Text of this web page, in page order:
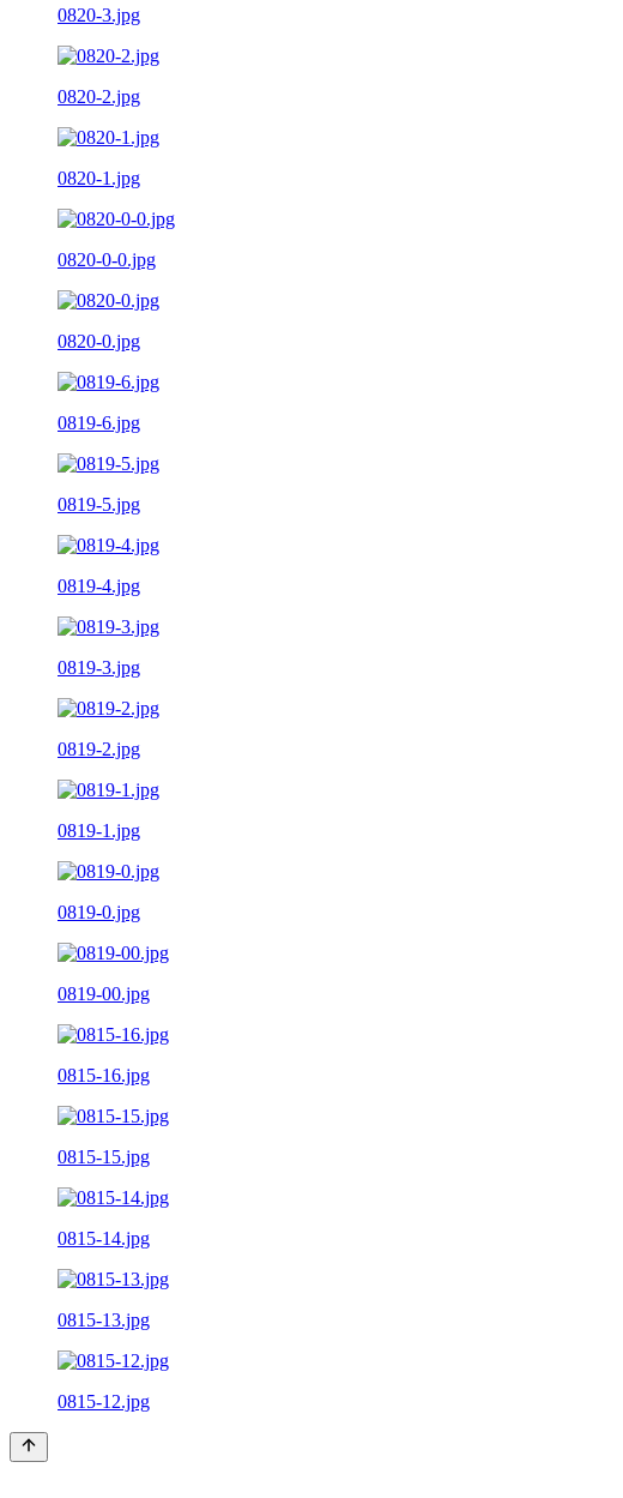
0820-3.jpg
0820-2.jpg
0820-1.jpg
0820-0-0.jpg
0820-0.jpg
0819-6.jpg
0819-5.jpg
0819-4.jpg
0819-3.jpg
0819-2.jpg
0819-1.jpg
0819-0.jpg
0819-00.jpg
0815-16.jpg
0815-15.jpg
0815-14.jpg
0815-13.jpg
0815-12.jpg